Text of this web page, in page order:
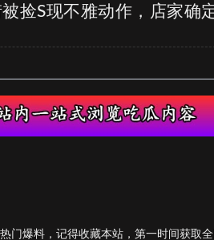
捡S现不雅动作，店家确
门爆料，记得收藏本站，第一时间获取